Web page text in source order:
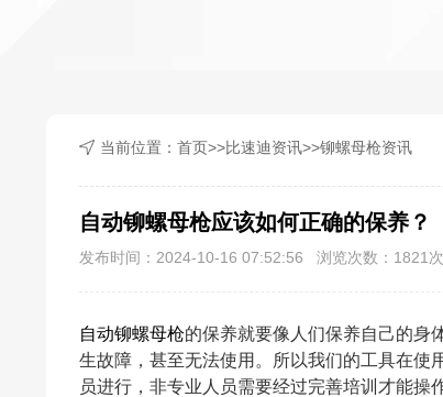
当前位置： 首页>>比速迪资讯>>铆螺母枪资讯
自动铆螺母枪应该如何正确的保养？
发布时间：2024-10-16 07:52:56 浏览次数： 1821
自动铆螺母枪的保养就要像人们保养自己的身
生故障，甚至无法使用。所以我们的工具在使
员进行，非专业人员需要经过完善培训才能